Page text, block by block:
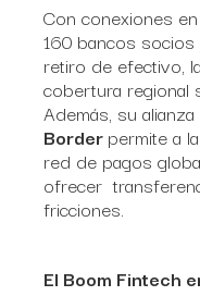
Con conexiones
160 bancos
retiro de efectivo,
cobertura regional
Además, su
Borderpermite a
red de pagos
ofrecer
fricciones.
El Boom Fintech